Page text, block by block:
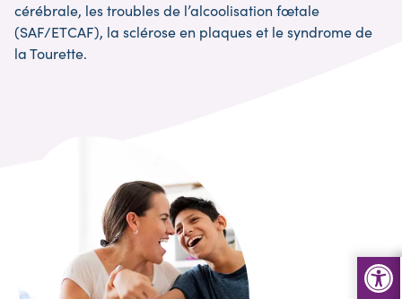
cérébrale, les troubles de l’alcoolisation fœtale
(SAF/ETCAF), la sclérose en plaques et le syndrome de
la Tourette.